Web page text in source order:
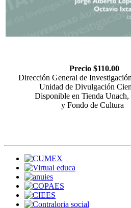
Precio $110.00
Dirección General de
Unidad de Divulgación
Disponible en Tienda Unach,
y Fondo de Cultura